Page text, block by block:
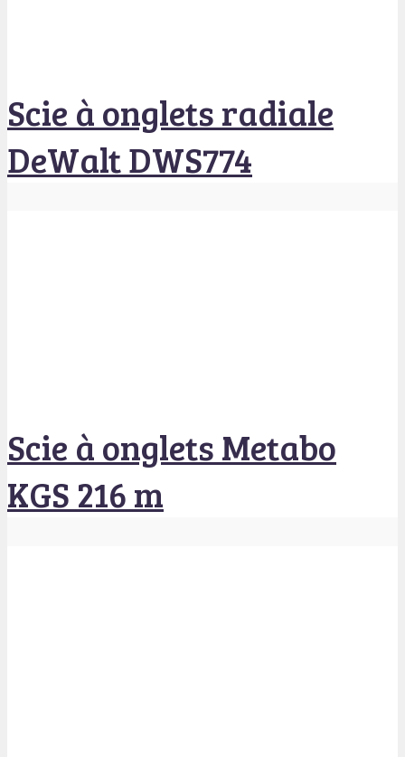
Scie à onglets radiale
DeWalt DWS774
Scie à onglets Metabo
KGS 216 m